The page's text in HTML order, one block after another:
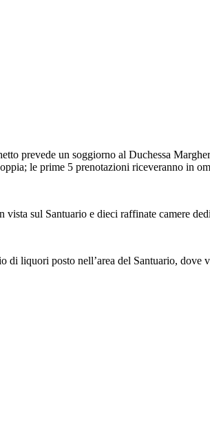
prevede un soggiorno al Duchessa
le prime 5 prenotazioni riceveranno in
sul Santuario e dieci raffinate camere
di liquori posto nell’area del Santuario,